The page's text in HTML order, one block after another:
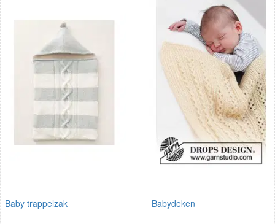
Baby trappelzak Babydeken